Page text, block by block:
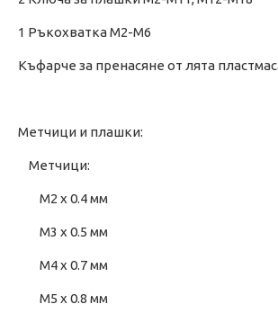
1 Ръкохватка M2-M6
Къфарче за пренасяне от лята
Метчици и плашки:
Метчици:
M2 x 0.4 мм
M3 x 0.5 мм
M4 x 0.7 мм
M5 x 0.8 мм